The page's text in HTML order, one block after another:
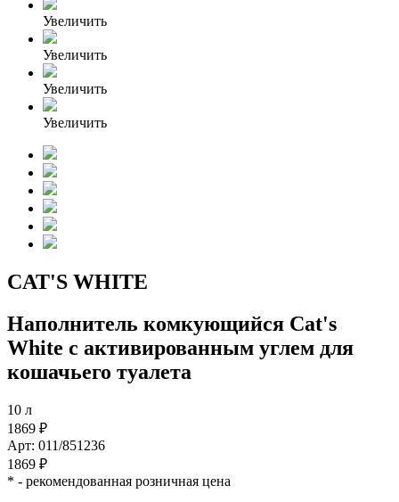
Увеличить
Увеличить
Увеличить
Увеличить
CAT'S WHITE
Наполнитель комкующийся Cat's
White с активированным углем для
кошачьего туалета
10 л
1869 ₽
Арт: 011/851236
1869 ₽
* - рекомендованная розничная цена